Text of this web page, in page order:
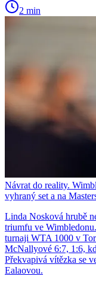
2 min
Návrat do reality.
vyhraný set a na
Linda Nosková hrubě
triumfu ve
turnaji WTA 1000 v
McNallyové 6:7, 1:6,
Překvapivá vítězka se
Ealaovou.